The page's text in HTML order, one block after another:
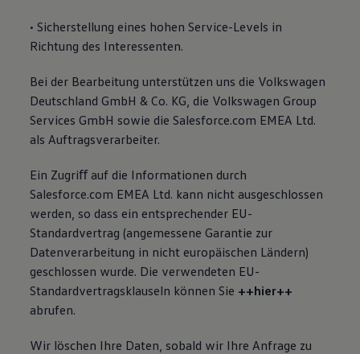
• Sicherstellung eines hohen Service-Levels in
Richtung des Interessenten.
Bei der Bearbeitung unterstützen uns die Volkswagen
Deutschland GmbH & Co. KG, die Volkswagen Group
Services GmbH sowie die Salesforce.com EMEA Ltd.
als Auftragsverarbeiter.
Ein Zugriﬀ auf die Informationen durch
Salesforce.com EMEA Ltd. kann nicht ausgeschlossen
werden, so dass ein entsprechender EU-
Standardvertrag (angemessene Garantie zur
Datenverarbeitung in nicht europäischen Ländern)
geschlossen wurde. Die verwendeten EU-
Standardvertragsklauseln können Sie ++hier++
abrufen.
Wir löschen Ihre Daten, sobald wir Ihre Anfrage zu